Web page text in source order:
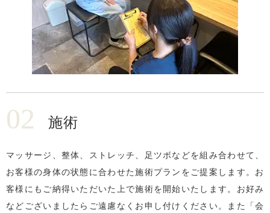
02 施術
マッサージ、整体、ストレッチ、足ツボなどを組み合わせて、
お客様の身体の状態に合わせた施術プランをご提案します。お
客様にもご納得いただいた上で施術を開始いたします。お好み
などございましたらご遠慮なくお申し付けください。また「会